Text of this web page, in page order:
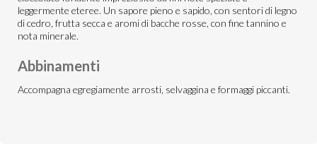
leggermente eteree. Un sapore pieno e sapido, con sentori di legno
di cedro, frutta secca e aromi di bacche rosse, con fine tannino e
nota minerale.
Abbinamenti
Accompagna egregiamente arrosti, selvaggina e formaggi piccanti.